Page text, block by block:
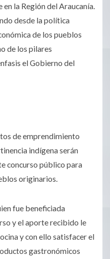
la Región del Araucanía.
desde la política
de los pueblos
de los pilares
el Gobierno del
de emprendimiento
indígena serán
concurso público para
originarios.
fue beneficiada
y el aporte recibido le
y con ello satisfacer el
gastronómicos